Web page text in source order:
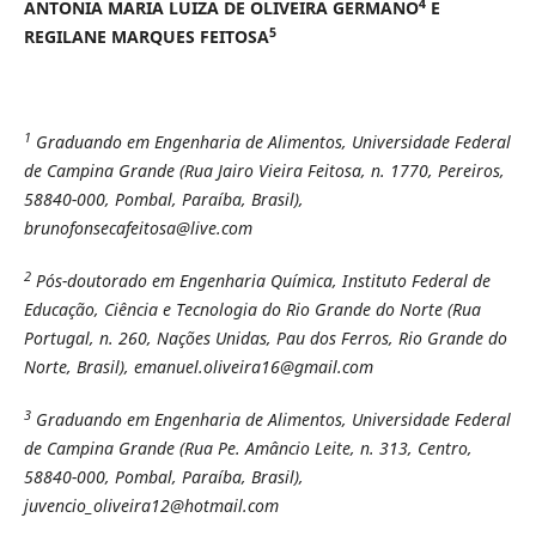
ANTONIA MARIA LUIZA DE OLIVEIRA GERMANO E
REGILANE MARQUES FEITOSA5
1 Graduando em Engenharia de Alimentos, Universidade Federal
de Campina Grande (Rua Jairo Vieira Feitosa, n. 1770, Pereiros,
58840-000, Pombal, Paraíba, Brasil),
brunofonsecafeitosa@live.com
2Pós-doutorado em Engenharia Química, Instituto Federal de
Educação, Ciência e Tecnologia do Rio Grande do Norte (Rua
Portugal, n. 260, Nações Unidas, Pau dos Ferros, Rio Grande do
Norte, Brasil), emanuel.oliveira16@gmail.com
3Graduando em Engenharia de Alimentos, Universidade Federal
de Campina Grande (Rua Pe. Amâncio Leite, n. 313, Centro,
58840-000, Pombal, Paraíba, Brasil),
juvencio_oliveira12@hotmail.com